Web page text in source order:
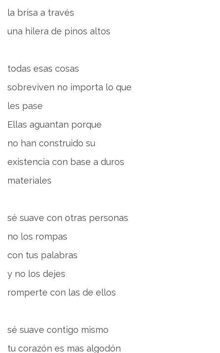
la brisa a través
una hilera de pinos altos
todas esas cosas
sobreviven no importa lo que
les pase
Ellas aguantan porque
no han construido su
existencia con base a duros
materiales
sé suave con otras personas
no los rompas
con tus palabras
y no los dejes
romperte con las de ellos
sé suave contigo mismo
tu corazón es mas algodón